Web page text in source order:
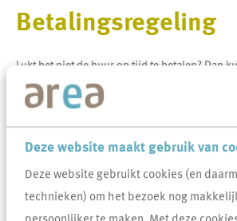
Deze website maakt gebruik van
Deze website gebruikt cookies (en
technieken) om het bezoek nog
Betalingsregeling
Lukt het niet de huur op tijd te betalen? Dan
betalingsregeling met ons treffen. Wij kijken
persoonlijke en financiële situatie. Dus
gaat, maar neem contact met ons op. Er zijn
verbonden. Je blijft natuurlijk verplicht het
ons te betalen.